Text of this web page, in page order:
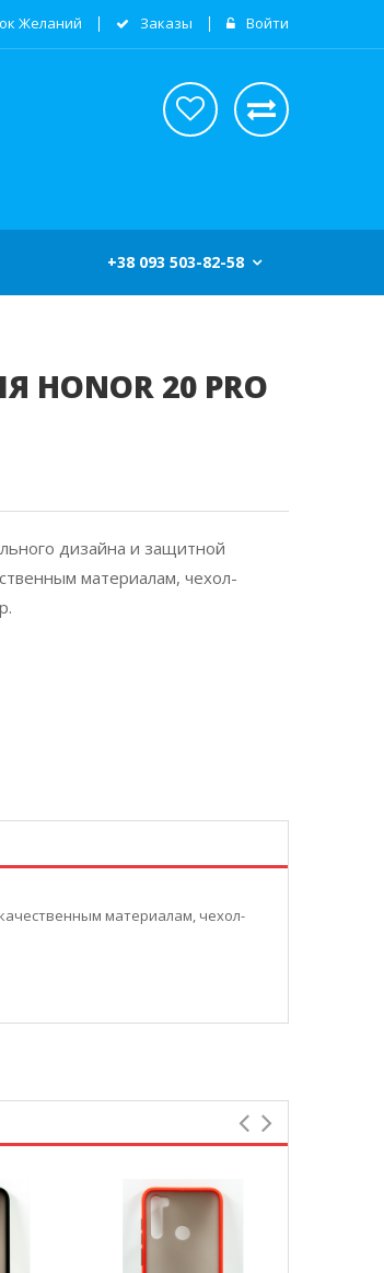
Желаний Заказы Войти
+38 093 503-82-58
HONOR 20 PRO
дизайна и защитной
материалам, чехол-
материалам, чехол-